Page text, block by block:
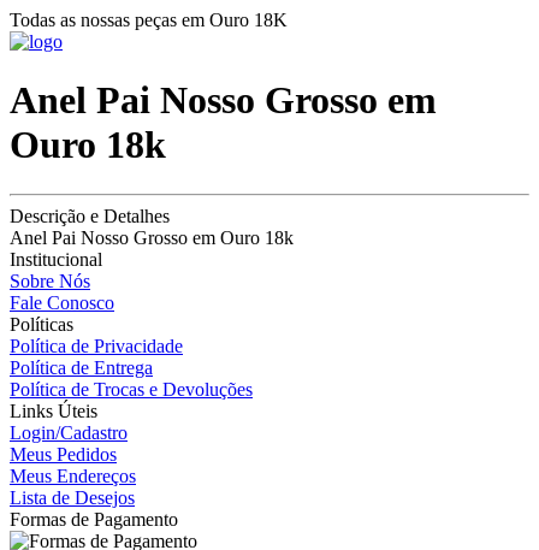
Todas as nossas peças em Ouro 18K
Anel Pai Nosso Grosso em
Ouro 18k
Descrição e Detalhes
Anel Pai Nosso Grosso em Ouro 18k
Institucional
Sobre Nós
Fale Conosco
Políticas
Política de Privacidade
Política de Entrega
Política de Trocas e Devoluções
Links Úteis
Login/Cadastro
Meus Pedidos
Meus Endereços
Lista de Desejos
Formas de Pagamento